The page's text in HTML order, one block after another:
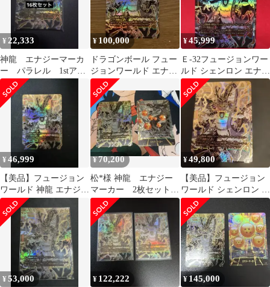
¥22,333
神龍 エナジーマーカ
ー パラレル 1stアニ
バーサリー プロモ１
６枚セット
¥ 100,000
ドラゴンボール フュー
ジョンワールド エナジ
ーマーカー 神龍
¥45,999
Ｅ-32フュージョンワー
ルド シェンロン エナジ
ーマーカー 1stアニ
¥46,999
【美品】フュージョン
ワールド 神龍 エナジー
マーカー
¥70,200
松*様 神龍 エナジー
マーカー 2枚セット
フュージョンワールド
¥49,800
【美品】フュージョン
ワールド シェンロン エ
ナジーマーカー 1
¥53,000 ¥ 122,222 ¥145,000